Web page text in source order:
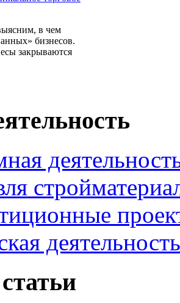
в чем
бизнесов.
закрываются
деятельность